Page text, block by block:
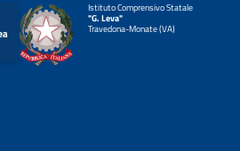
Istituto Comprensivo Statale
"G. Leva"
Travedona-Monate (VA)